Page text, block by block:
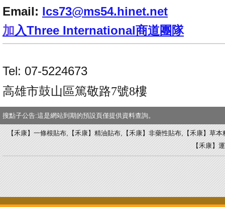
Email: lcs73@ms54.hinet.net
加入Three International商道團隊
Tel: 07-5224673
高雄市鼓山區篤敬路7號8樓
搜點子公告:這是網站到期的預設頁僅提供資料查詢。
【禾康】一條根貼布,【禾康】精油貼布,【禾康】非藥性貼布,【禾康】草
【禾康】